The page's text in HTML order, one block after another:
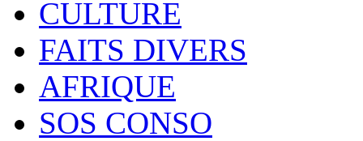
CULTURE
FAITS DIVERS
AFRIQUE
SOS CONSO